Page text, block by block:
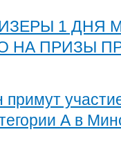
1 ДНЯ
НА ПРИЗЫ
примут
А в